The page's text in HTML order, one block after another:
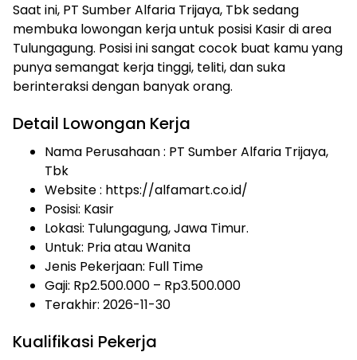
Saat ini, PT Sumber Alfaria Trijaya, Tbk sedang
membuka lowongan kerja untuk posisi Kasir di area
Tulungagung. Posisi ini sangat cocok buat kamu yang
punya semangat kerja tinggi, teliti, dan suka
berinteraksi dengan banyak orang.
Detail Lowongan Kerja
Nama Perusahaan : PT Sumber Alfaria Trijaya,
Tbk
Website : https://alfamart.co.id/
Posisi: Kasir
Lokasi: Tulungagung, Jawa Timur.
Untuk: Pria atau Wanita
Jenis Pekerjaan: Full Time
Gaji: Rp2.500.000 – Rp3.500.000
Terakhir: 2026-11-30
Kualifikasi Pekerja